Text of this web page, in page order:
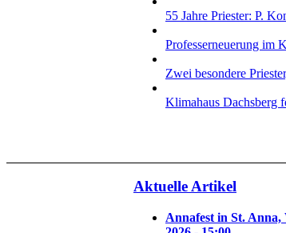
55 Jahre Priester: P.
Professerneuerung im
Zwei besondere
Klimahaus Dachsberg
Aktuelle Artikel
Annafest in St. Anna,